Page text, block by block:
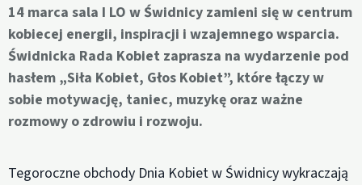
14 marca sala I LO w Świdnicy zamieni się w centrum
kobiecej energii, inspiracji i wzajemnego wsparcia.
Świdnicka Rada Kobiet zaprasza na wydarzenie pod
hasłem „Siła Kobiet, Głos Kobiet”, które łączy w
sobie motywację, taniec, muzykę oraz ważne
rozmowy o zdrowiu i rozwoju.
Tegoroczne obchody Dnia Kobiet w Świdnicy wykraczają